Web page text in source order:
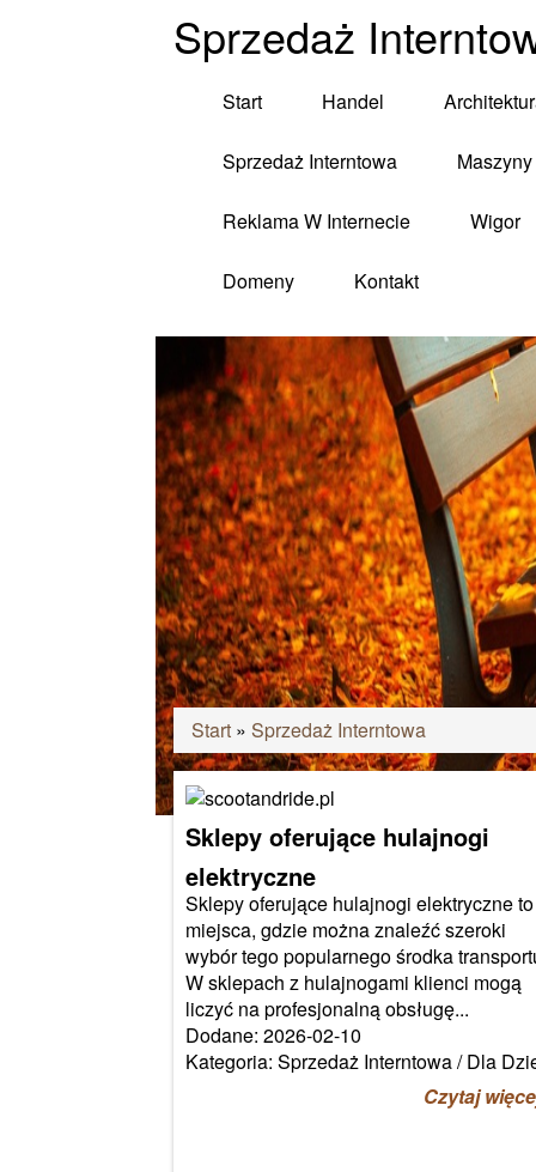
Sprzedaż
Start Handel
Sprzedaż Interntowa
Reklama W Internecie Wigor
Domeny Kontakt
Start » Sprzedaż Interntowa
Sklepy oferujące hulajnogi
elektryczne
Sklepy oferujące hulajnogi elektryczne to
miejsca, gdzie można znaleźć szeroki
wybór tego popularnego środka
W sklepach z hulajnogami klienci mogą
liczyć na profesjonalną obsługę...
Dodane: 2026-02-10
Kategoria: Sprzedaż Interntowa / Dla
Czytaj